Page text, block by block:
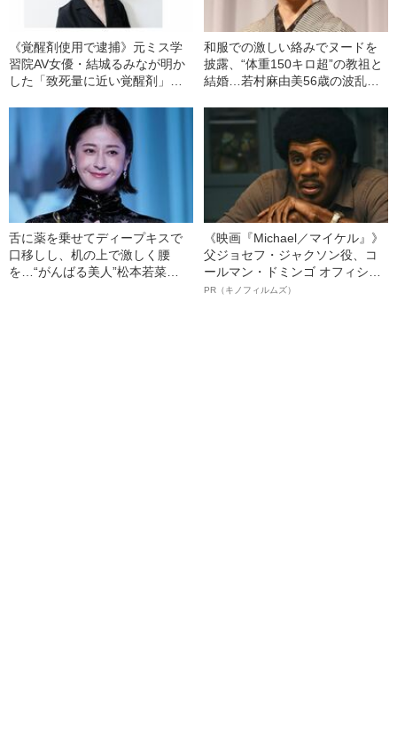
《覚醒剤使用で逮捕》元ミス学
習院AV女優・結城るみなが明か
した「致死量に近い覚醒剤」を
男との出会い”
和服での激しい絡みでヌードを
披露、“体重150キロ超”の教祖と
結婚…若村麻由美56歳の波乱万
舌に薬を乗せてディープキスで
口移しし、机の上で激しく腰
を…“がんばる美人”松本若菜
《映画『Michael／マイケル』》
父ジョセフ・ジャクソン役、コ
ールマン・ドミンゴ オフィシャ
ルインタビュー“観客を魅了した
PR（キノフィルムズ）